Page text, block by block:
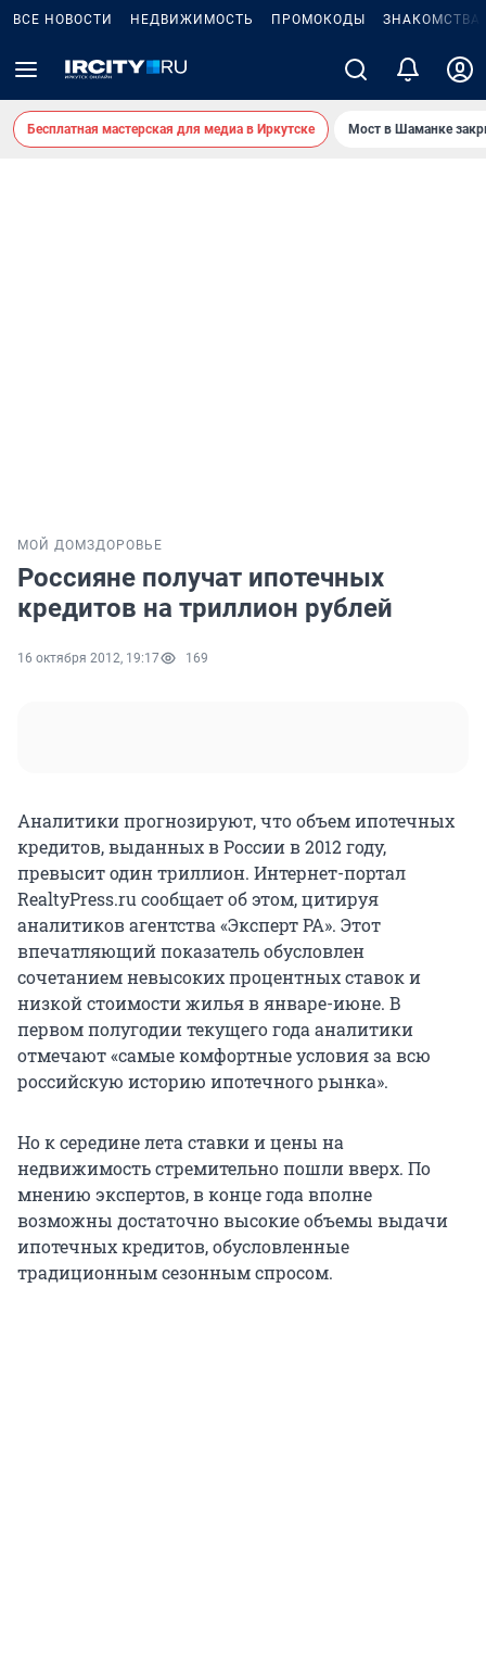
ВСЕ НОВОСТИ НЕДВИЖИМОСТЬ ПРОМОКОДЫ ЗНАКОМСТВА
Бесплатная мастерская для медиа в Иркутске Мост в Шаманке
МОЙ ДОМЗДОРОВЬЕ
Россияне получат ипотечных
кредитов на триллион рублей
16 октября 2012, 19:17 169
Аналитики прогнозируют, что объем ипотечных
кредитов, выданных в России в 2012 году,
превысит один триллион. Интернет-портал
RealtyPress.ru сообщает об этом, цитируя
аналитиков агентства «Эксперт РА». Этот
впечатляющий показатель обусловлен
сочетанием невысоких процентных ставок и
низкой стоимости жилья в январе-июне. В
первом полугодии текущего года аналитики
отмечают «самые комфортные условия за всю
российскую историю ипотечного рынка».
Но к середине лета ставки и цены на
недвижимость стремительно пошли вверх. По
мнению экспертов, в конце года вполне
возможны достаточно высокие объемы выдачи
ипотечных кредитов, обусловленные
традиционным сезонным спросом.